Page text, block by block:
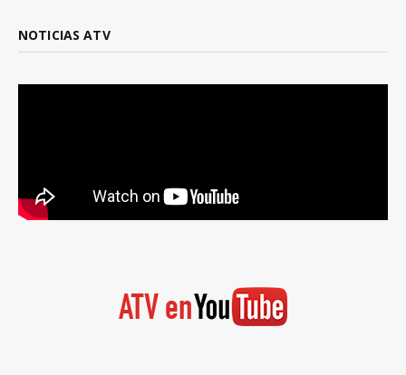
NOTICIAS ATV